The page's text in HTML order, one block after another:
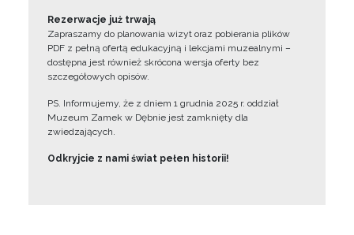
Rezerwacje już trwają
Zapraszamy do planowania wizyt oraz pobierania plików
PDF z pełną ofertą edukacyjną i lekcjami muzealnymi –
dostępna jest również skrócona wersja oferty bez
szczegółowych opisów.
PS. Informujemy, że z dniem 1 grudnia 2025 r. oddział
Muzeum Zamek w Dębnie jest zamknięty dla
zwiedzających.
Odkryjcie z nami świat pełen historii!